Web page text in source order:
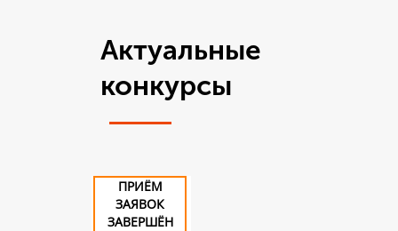
Актуальные
конкурсы
ПРИЁМ
ЗАЯВОК
ЗАВЕРШЁН